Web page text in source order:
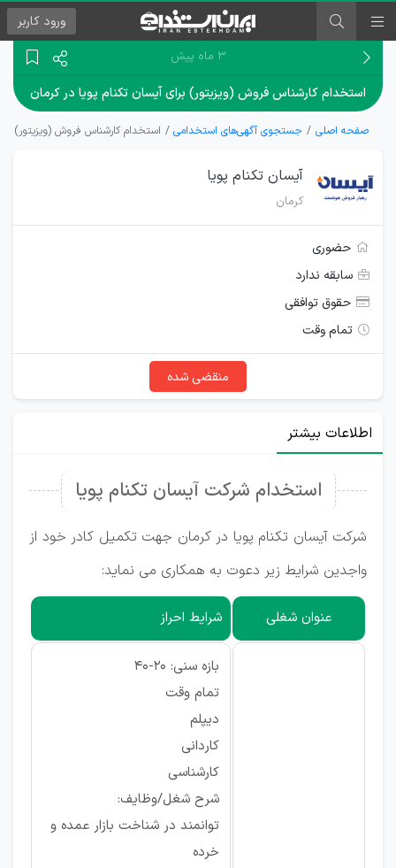
ورود کاربر
۳ ماه پیش
استخدام کارشناس فروش (ویزیتور) برای آیسان تکنام پویا در کرمان
صفحه اصلی جستجوی آگهی‌های استخدامی استخدام کارشناس فروش (ویزیتور)
آیسان تکنام پویا
کرمان
حضوری
سابقه ندارد
حقوق توافقی
تمام وقت
منقضی شده
اطلاعات بیشتر
استخدام شرکت آیسان تکنام پویا
شرکت آیسان تکنام پویا در کرمان جهت تکمیل کادر خود از
واجدین شرایط زیر دعوت به همکاری می نماید:
عنوان شغلی شرایط احراز
بازه سنی: 20-40
تمام وقت
دیپلم
کاردانی
کارشناسی
شرح شغل/وظایف:
توانمند در شناخت بازار عمده و
خرده